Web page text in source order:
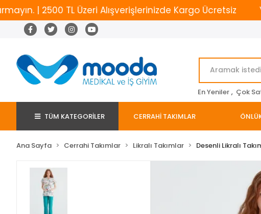
| 2500 TL Üzeri Alışverişlerinizde Kargo Ücretsiz
En Yeniler , Çok
TÜM KATEGORİLER CERRAHİ TAKIMLAR
Ana Sayfa Cerrahi Takımlar Likralı Takımlar Desenli Likralı